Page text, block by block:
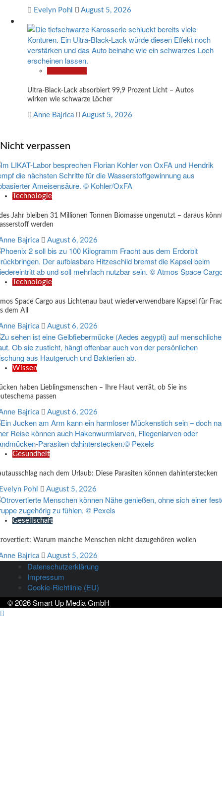
Evelyn Pohl August 5, 2026
Ultra-Black-Lack absorbiert 99,9 Prozent Licht – Autos
wirken wie schwarze Löcher
Anne Bajrica August 5, 2026
Nicht verpassen
Technologie
Jahr bleiben 31 Millionen Tonnen Biomasse ungenutzt – daraus
werden
Bajrica August 6, 2026
Technologie
Space Cargo aus Lichtenau baut wiederverwendbare Kapsel für
dem All
Bajrica August 6, 2026
Wissen
haben Lieblingsmenschen – Ihre Haut verrät, ob Sie ins
passen
Bajrica August 6, 2026
Gesundheit
nach dem Urlaub: Diese Parasiten können dahinterstecken
Pohl August 5, 2026
Gesellschaft
Warum manche Menschen nicht dazugehören wollen
Bajrica August 5, 2026
Datenschutzerklärung
Impressum
Cookie-Richtlinie (EU)
© 2026 Smart Up Media GmbH